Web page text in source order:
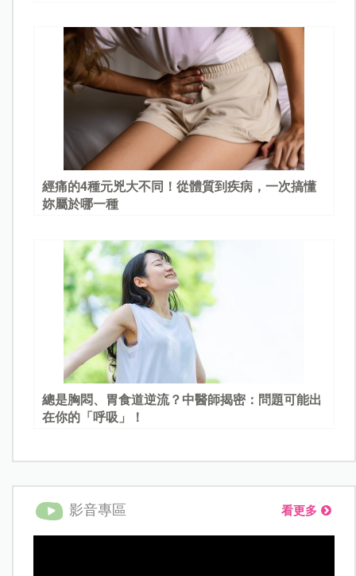
經痛的4種元兇大不同！從體質到疾病，一次搞懂
妳屬於哪一種
總是胸悶、胃食道逆流？中醫師揭密：問題可能出
在你的「呼吸」！
影音專區 看更多